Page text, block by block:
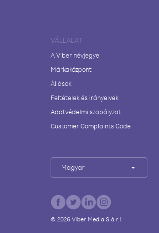
VÁLLALAT
A Viber névjegye
Márkaközpont
Állások
Feltételek és irányelvek
Adatvédelmi szabályzat
Customer Complaints Code
Magyar
© 2026Viber Media S.à r.l.